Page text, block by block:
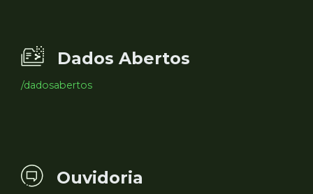
Dados Abertos
/dadosabertos
Ouvidoria